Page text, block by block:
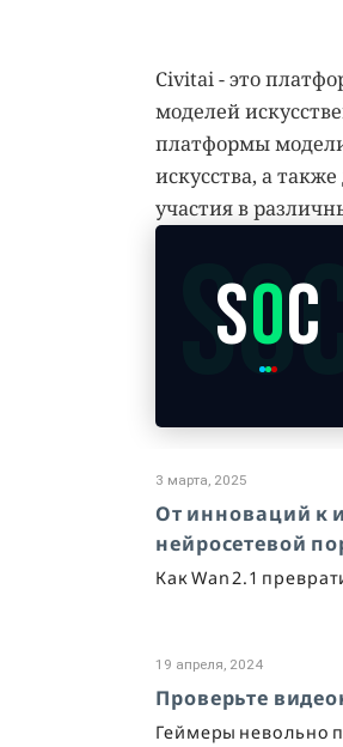
Civitai - это
моделей
платформы
искусства, а
участия в
SOC
SOC
3 марта, 2025
От инноваций к
нейросетевой
Как Wan 2.1
19 апреля, 2024
Проверьте
Геймеры невольно